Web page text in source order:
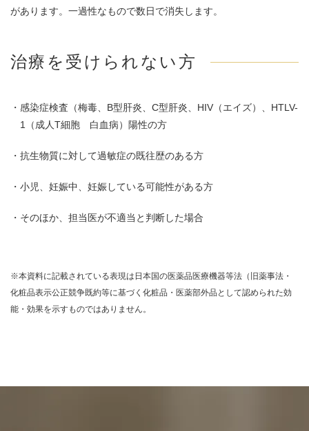
があります。一過性なもので数日で消失します。
治療を受けられない方
・感染症検査（梅毒、B型肝炎、C型肝炎、HIV（エイズ）、HTLV-
1（成人T細胞 白血病）陽性の方
・抗生物質に対して過敏症の既往歴のある方
・小児、妊娠中、妊娠している可能性がある方
・そのほか、担当医が不適当と判断した場合
※本資料に記載されている表現は日本国の医薬品医療機器等法（旧薬事法・
化粧品表示公正競争既約等に基づく化粧品・医薬部外品として認められた効
能・効果を示すものではありません。